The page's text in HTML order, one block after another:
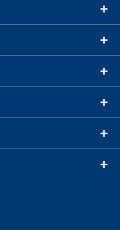
+
+
+
+
+
+